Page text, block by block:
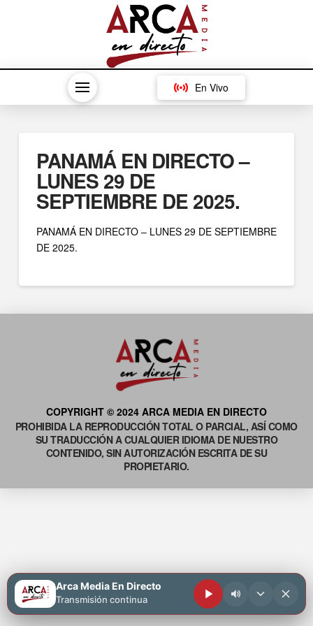
En Vivo
PANAMÁ EN DIRECTO –
LUNES 29 DE
SEPTIEMBRE DE 2025.
PANAMÁ EN DIRECTO – LUNES 29 DE SEPTIEMBRE
DE 2025.
COPYRIGHT © 2024 ARCA MEDIA EN DIRECTO
PROHIBIDA LA REPRODUCCIÓN TOTAL O PARCIAL, ASÍ COMO
SU TRADUCCIÓN A CUALQUIER IDIOMA DE NUESTRO
CONTENIDO, SIN AUTORIZACIÓN ESCRITA DE SU
PROPIETARIO.
Arca Media En Directo
Transmisión continua